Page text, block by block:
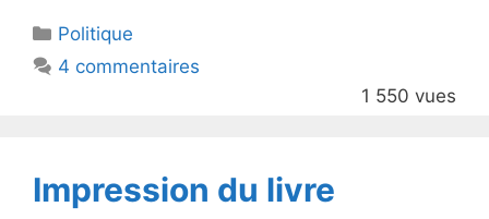
er e
b
k
Catégories
Politique
4 commentaires
1 550 vues
Impression du livre